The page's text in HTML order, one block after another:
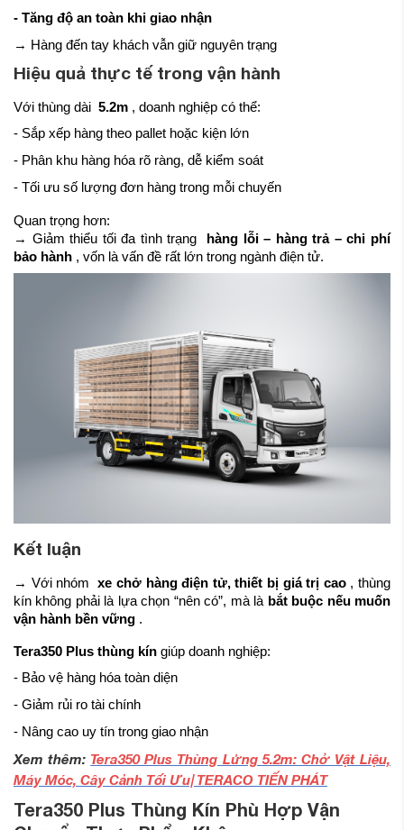
- Tăng độ an toàn khi giao nhận
→ Hàng đến tay khách vẫn giữ nguyên trạng
Hiệu quả thực tế trong vận hành
Với thùng dài 5.2m , doanh nghiệp có thể:
- Sắp xếp hàng theo pallet hoặc kiện lớn
- Phân khu hàng hóa rõ ràng, dễ kiểm soát
- Tối ưu số lượng đơn hàng trong mỗi chuyến
Quan trọng hơn:
→ Giảm thiểu tối đa tình trạng
hàng lỗi – hàng trả – chi phí
bảo hành , vốn là vấn đề rất lớn trong ngành điện tử.
Kết luận
→ Với nhóm xe chở hàng điện tử, thiết bị giá trị cao , thùng
kín không phải là lựa chọn “nên có”, mà là bắt buộc nếu muốn
vận hành bền vững .
Tera350 Plus thùng kín giúp doanh nghiệp:
- Bảo vệ hàng hóa toàn diện
- Giảm rủi ro tài chính
- Nâng cao uy tín trong giao nhận
Xem thêm: Tera350 Plus Thùng Lửng 5.2m: Chở Vật Liệu,
Máy Móc, Cây Cảnh Tối Ưu| TERACO TIẾN PHÁT
Tera350 Plus Thùng Kín Phù Hợp Vận